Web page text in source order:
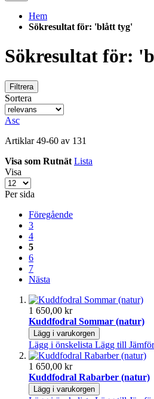
Hem
Sökresultat för: 'blått tyg'
Sökresultat för:
Filtrera
Sortera
Asc
Artiklar49-60 av 131
Visa som Rutnät Lista
Visa
Per sida
Föregående
3
4
5
6
7
Nästa
1 650,00 kr
Kuddfodral Sommar (natur)
Lägg i varukorgen
Lägg i önskelista Lägg till
1 650,00 kr
Kuddfodral Rabarber (natur)
Lägg i varukorgen